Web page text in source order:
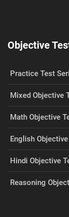
Objective
Practice Test
Mixed Objective
Math Objective
English
Hindi Objective
Reasoning